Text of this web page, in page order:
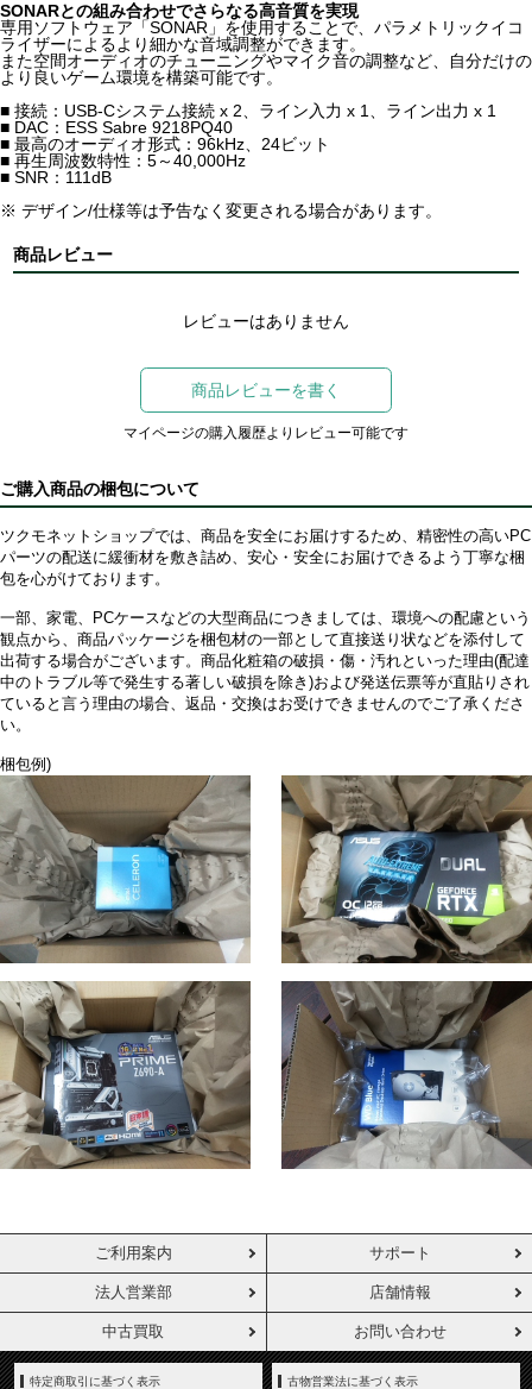
SONARとの組み合わせでさらなる高音質を実現
専用ソフトウェア「SONAR」を使用することで、パラメトリックイコ
ライザーによるより細かな音域調整ができます。
また空間オーディオのチューニングやマイク音の調整など、自分だけの
より良いゲーム環境を構築可能です。
■ 接続：USB-Cシステム接続 x 2、ライン入力 x 1、ライン出力 x 1
■ DAC：ESS Sabre 9218PQ40
■ 最高のオーディオ形式：96kHz、24ビット
■ 再生周波数特性：5～40,000Hz
■ SNR：111dB
※ デザイン/仕様等は予告なく変更される場合があります。
商品レビュー
レビューはありません
商品レビューを書く
マイページの購入履歴よりレビュー可能です
ご購入商品の梱包について
ツクモネットショップでは、商品を安全にお届けするため、精密性の高いPC
パーツの配送に緩衝材を敷き詰め、安心・安全にお届けできるよう丁寧な梱
包を心がけております。
一部、家電、PCケースなどの大型商品につきましては、環境への配慮という
観点から、商品パッケージを梱包材の一部として直接送り状などを添付して
出荷する場合がございます。商品化粧箱の破損・傷・汚れといった理由(配達
中のトラブル等で発生する著しい破損を除き)および発送伝票等が直貼りされ
ていると言う理由の場合、返品・交換はお受けできませんのでご了承くださ
い。
梱包例)
ご利用案内 サポート
法人営業部 店舗情報
中古買取 お問い合わせ
特定商取引に基づく表示 古物営業法に基づく表示